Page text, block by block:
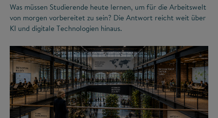
Was müssen Studierende heute lernen, um für die Arbeitswelt
von morgen vorbereitet zu sein? Die Antwort reicht weit über
KI und digitale Technologien hinaus.